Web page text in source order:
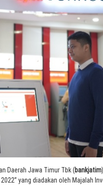
Daerah Jawa Timur Tbk (bankjatim
yang diadakan oleh Majalah